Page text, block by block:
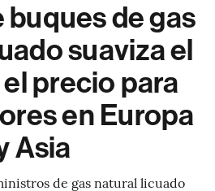
buques de gas
suaviza el
precio para
en Europa
Asia
de gas natural licuado